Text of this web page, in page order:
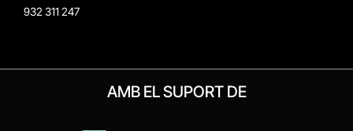
932 311 247
AMB EL SUPORT DE